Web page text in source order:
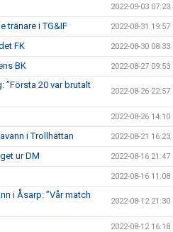
2022-09-03 07:23
tränare i TG&IF 2022-08-31 19:57
FK 2022-08-30 08:33
BK 2022-08-27 09:53
”Första 20 var brutalt
2022-08-26 22:57
2022-08-26 14:10
i Trollhättan 2022-08-21 16:23
ur DM 2022-08-16 21:47
2022-08-16 11:08
i Åsarp: ”Vår match
2022-08-12 21:30
2022-08-12 16:18